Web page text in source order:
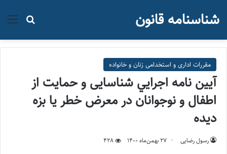
جستجو شناسنامه قانون
مقررات اداری و استخدامی زنان و خانواده
آيين نامه اجرايي شناسایی و حمایت از
اطفال و نوجوانان در معرض خطر یا بزه
دیده
رسول رضایی ۲۷ بهمن‌ماه ۱۴۰۰ 428